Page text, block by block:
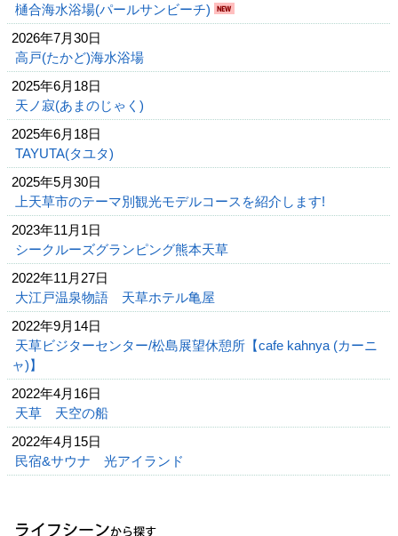
樋合海水浴場(パールサンビーチ)
2026年7月30日
高戸(たかど)海水浴場
2025年6月18日
天ノ寂(あまのじゃく)
2025年6月18日
TAYUTA(タユタ)
2025年5月30日
上天草市のテーマ別観光モデルコースを紹介します!
2023年11月1日
シークルーズグランピング熊本天草
2022年11月27日
大江戸温泉物語 天草ホテル亀屋
2022年9月14日
天草ビジターセンター/松島展望休憩所【cafe kahnya (カーニ
ャ)】
2022年4月16日
天草 天空の船
2022年4月15日
民宿&サウナ 光アイランド